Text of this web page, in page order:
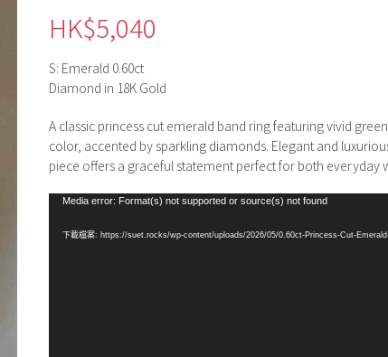
HK$5,040
S: Emerald 0.60ct
Diamond in 18K Gold
A classic princess cut emerald band ring featuring vivid
color, accented by sparkling diamonds. Elegant and
piece offers a graceful statement perfect for both everyday
Media error: Format(s) not supported or source(s) not found
下載檔案: https://suet.rocks/wp-content/uploads/2026/05/0.60ct-Princess-Cut-